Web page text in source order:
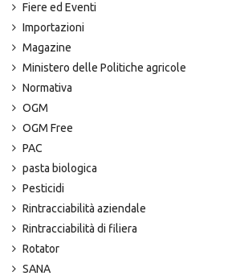
Fiere ed Eventi
Importazioni
Magazine
Ministero delle Politiche agricole
Normativa
OGM
OGM Free
PAC
pasta biologica
Pesticidi
Rintracciabilità aziendale
Rintracciabilità di filiera
Rotator
SANA